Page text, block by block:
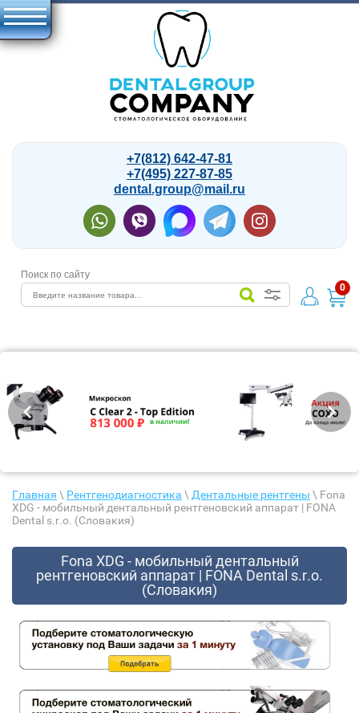
+7(812) 642-47-81
+7(495) 227-87-85
dental.group@mail.ru
Поиск по сайту
0
Главная \ Рентгенодиагностика \ Дентальные рентгены \ Fona
XDG - мобильный дентальный рентгеновский аппарат | FONA
Dental s.r.o. (Словакия)
Fona XDG - мобильный дентальный
рентгеновский аппарат | FONA Dental s.r.o.
(Словакия)